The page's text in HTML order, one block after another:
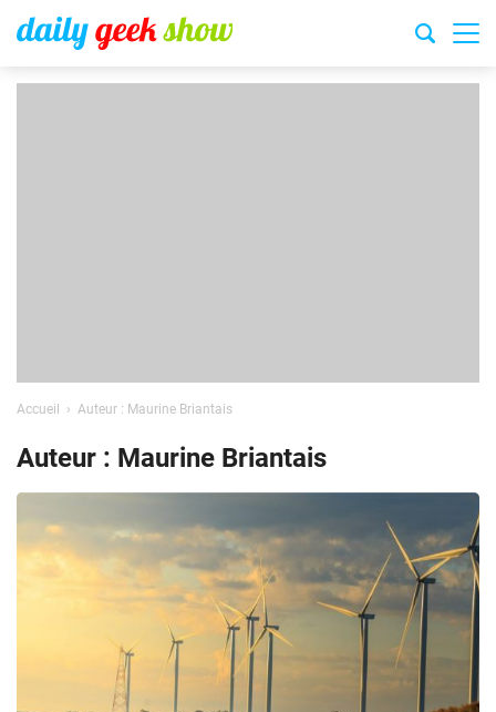
Accueil Auteur : Maurine Briantais
Auteur : Maurine Briantais